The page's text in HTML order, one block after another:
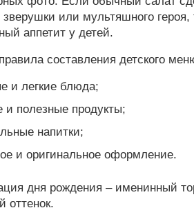
зверушки или мультяшного героя,
аппетит у детей.
составления детского
и легкие блюда;
и полезные продукты;
напитки;
и оригинальное оформление.
дня рождения – именинный
оттенок.